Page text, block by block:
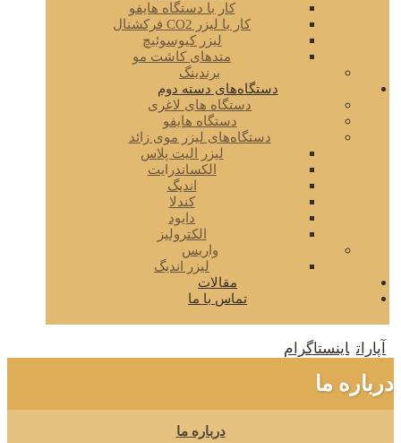
کار با دستگاه هایفو
کار با لیزر CO2 فرکشنال
لیزر کیوسوئیچ
متدهای کاشت مو
برندینگ
دستگاه‌های دسته دوم
دستگاه های لاغری
دستگاه هایفو
دستگاه‌های لیزر موی زائد
لیزر الیت پلاس
الکساندرایت
اندیگ
کندلا
دایود
الکترولیز
واریس
لیزر اندیگ
مقالات
تماس با ما
آپارات اینستاگرام
درباره ما
درباره ما